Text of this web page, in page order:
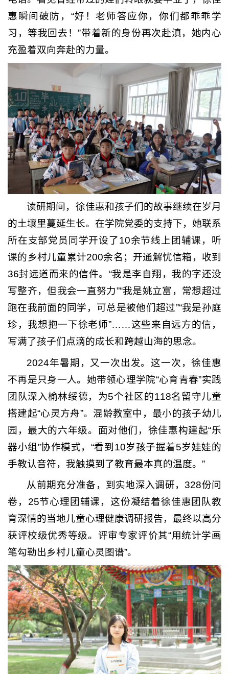
惠瞬间破防，“好！老师答应你，你们都乖乖学
习，等我回去！”带着新的身份再次赴滇，她内心
充盈着双向奔赴的力量。
读研期间，徐佳惠和孩子们的故事继续在岁月
的土壤里蔓延生长。在学院党委的支持下，她联系
所在支部党员同学开设了10余节线上团辅课，听
课的乡村儿童累计200余名；开通解忧信箱，收到
36封远道而来的信件。“我是李自翔，我的字还没
写整齐，但我会一直努力”“我是姚立富，常想超过
跑在我前面的同学，可总是被他们超过”“我是孙庭
珍，我想抱一下徐老师”……这些来自远方的信，
写满了孩子们点滴的成长和跨越山海的思念。
2024年暑期，又一次出发。这一次，徐佳惠
不再是只身一人。她带领心理学院“心育青春”实践
团队深入榆林绥德，为5个社区的118名留守儿童
搭建起“心灵方舟”。混龄教室中，最小的孩子幼儿
园，最大的六年级。面对他们，徐佳惠构建起“乐
器小组”协作模式，“看到10岁孩子握着5岁娃娃的
手教认音符，我触摸到了教育最本真的温度。”
从前期充分准备，到实地深入调研，328份问
卷，25节心理团辅课，这份凝结着徐佳惠团队教
育深情的当地儿童心理健康调研报告，最终以高分
获评校级优秀等级。评审专家评价其“用统计学画
笔勾勒出乡村儿童心灵图谱”。